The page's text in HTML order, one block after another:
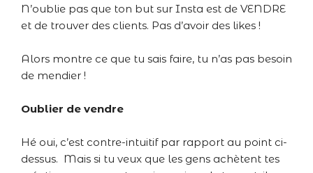
N’oublie pas que ton but sur Insta est de VENDRE
et de trouver des clients. Pas d’avoir des likes !
Alors montre ce que tu sais faire, tu n’as pas besoin
de mendier !
Oublier de vendre
Hé oui, c’est contre-intuitif par rapport au point ci-
dessus. Mais si tu veux que les gens achètent tes